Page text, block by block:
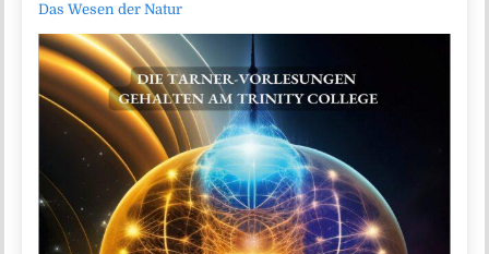
Das Wesen der Natur